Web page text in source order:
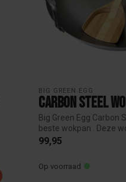
BIG GREEN EGG
Carbon Steel
Big Green Egg Carbon
beste wokpan . Deze
99,95
Op voorraad